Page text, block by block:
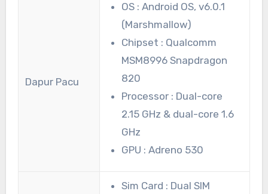
Dapur Pacu
OS : Android OS, v6.0.1
(Marshmallow)
Chipset : Qualcomm
MSM8996 Snapdragon
820
Processor : Dual-core
2.15 GHz & dual-core 1.6
GHz
GPU : Adreno 530
Sim Card : Dual SIM